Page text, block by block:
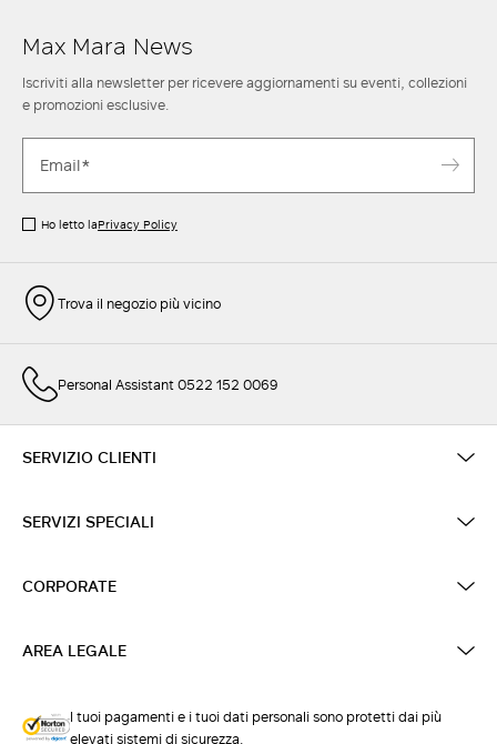
Max Mara News
Iscriviti alla newsletter per ricevere aggiornamenti su eventi, collezioni
e promozioni esclusive.
Ho letto laPrivacy Policy
Trova il negozio più vicino
Personal Assistant 0522 152 0069
SERVIZIO CLIENTI
SERVIZI SPECIALI
CORPORATE
AREA LEGALE
I tuoi pagamenti e i tuoi dati personali sono protetti dai più
elevati sistemi di sicurezza.